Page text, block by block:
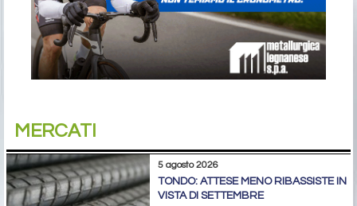
MERCATI
5 agosto 2026
TONDO: ATTESE MENO RIBASSISTE IN
VISTA DI SETTEMBRE